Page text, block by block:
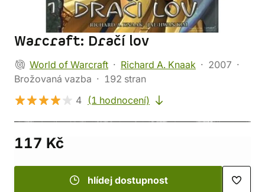
Warcraft: Dračí lov
World of Warcraft Richard A. Knaak
2007
Brožovaná vazba
192 stran
4 (1 hodnocení)
117 Kč
hlídej dostupnost